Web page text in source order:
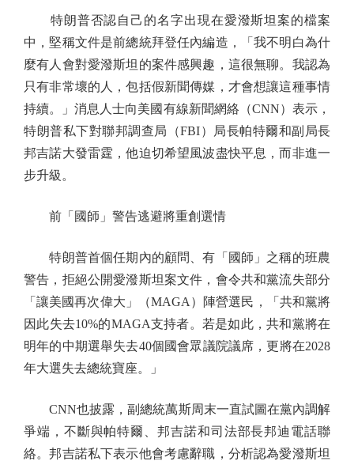
特朗普否認自己的名字出現在愛潑斯坦案的檔案
中，堅稱文件是前總統拜登任內編造，「我不明白為什
麼有人會對愛潑斯坦的案件感興趣，這很無聊。我認為
只有非常壞的人，包括假新聞傳媒，才會想讓這種事情
持續。」消息人士向美國有線新聞網絡（CNN）表示，
特朗普私下對聯邦調查局（FBI）局長帕特爾和副局長
邦吉諾大發雷霆，他迫切希望風波盡快平息，而非進一
步升級。
前「國師」警告逃避將重創選情
特朗普首個任期內的顧問、有「國師」之稱的班農
警告，拒絕公開愛潑斯坦案文件，會令共和黨流失部分
「讓美國再次偉大」（MAGA）陣營選民，「共和黨將
因此失去10%的MAGA支持者。若是如此，共和黨將在
明年的中期選舉失去40個國會眾議院議席，更將在2028
年大選失去總統寶座。」
CNN也披露，副總統萬斯周末一直試圖在黨內調解
爭端，不斷與帕特爾、邦吉諾和司法部長邦迪電話聯
絡。邦吉諾私下表示他會考慮辭職，分析認為愛潑斯坦